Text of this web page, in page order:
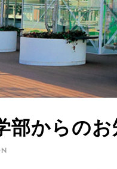
部からのお